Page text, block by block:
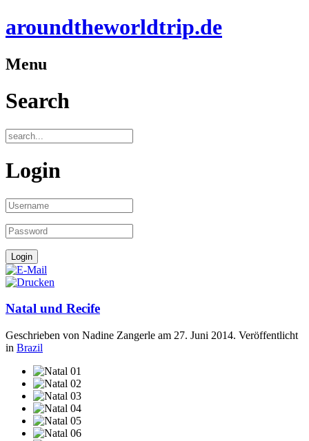
aroundtheworldtrip.de
Menu
Search
Login
Natal und Recife
Geschrieben von Nadine Zangerle am 27. Juni 2014. Veröffentlicht
in Brazil